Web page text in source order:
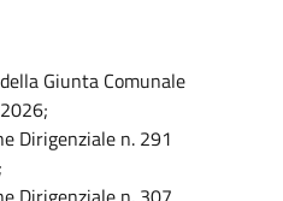
Giunta Comunale
Dirigenziale n. 291